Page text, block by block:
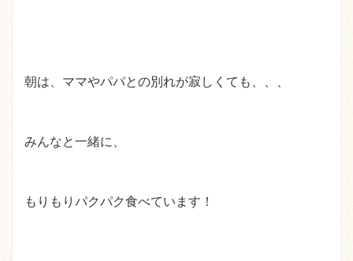
朝は、ママやパパとの別れが寂しくても、、、
みんなと一緒に、
もりもりパクパク食べています！